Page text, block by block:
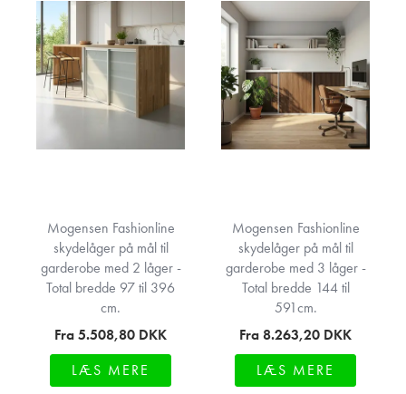
Mogensen Fashionline
skydelåger på mål til
garderobe med 2 låger -
Total bredde 97 til 396
cm.
Fra 5.508,80 DKK
LÆS MERE
Mogensen Fashionline
skydelåger på mål til
garderobe med 3 låger -
Total bredde 144 til
591cm.
Fra 8.263,20 DKK
LÆS MERE